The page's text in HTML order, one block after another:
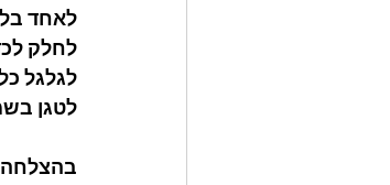
לאחד
לחלק
לגלגל
לטגן בשמן עמוק 2
בהצלחה